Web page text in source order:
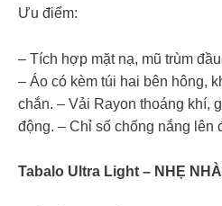
Ưu điểm:
– Tích hợp mặt nạ, mũ trùm
– Áo có kèm túi hai bên hông,
chắn. – Vải Rayon thoáng khí,
động. – Chỉ số chống nắng lên
Tabalo Ultra Light – NHẸ